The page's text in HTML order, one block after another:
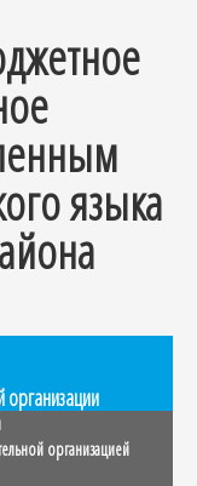
языка
организации
организацией